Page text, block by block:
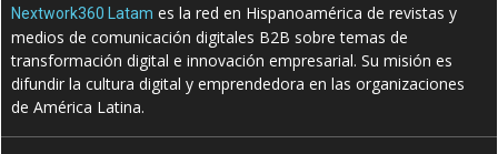
Nextwork360 Latam es la red en Hispanoamérica de revistas y
medios de comunicación digitales B2B sobre temas de
transformación digital e innovación empresarial. Su misión es
difundir la cultura digital y emprendedora en las organizaciones
de América Latina.